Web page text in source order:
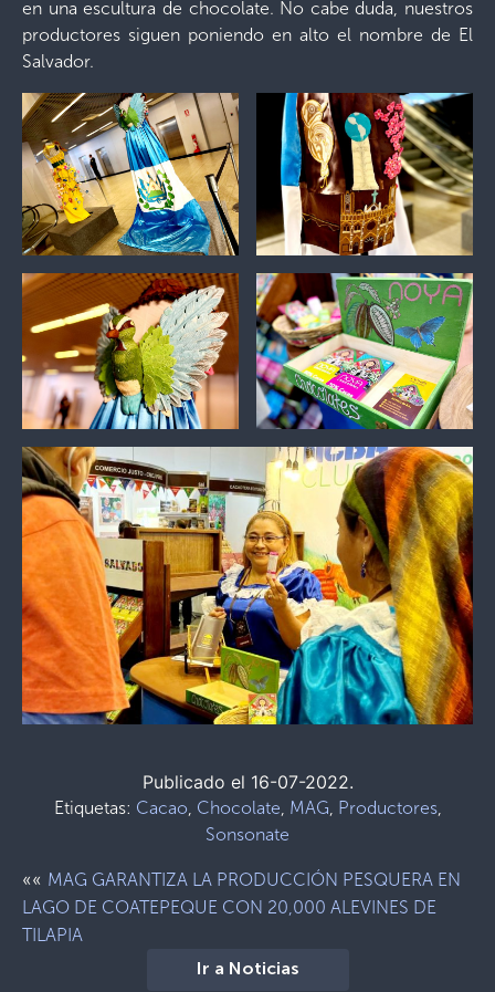
en una escultura de chocolate. No cabe duda, nuestros
productores siguen poniendo en alto el nombre de El
Salvador.
Publicado el 16-07-2022.
Etiquetas: Cacao, Chocolate, MAG, Productores,
Sonsonate
«« MAG GARANTIZA LA PRODUCCIÓN PESQUERA EN
LAGO DE COATEPEQUE CON 20,000 ALEVINES DE
TILAPIA
Ir a Noticias